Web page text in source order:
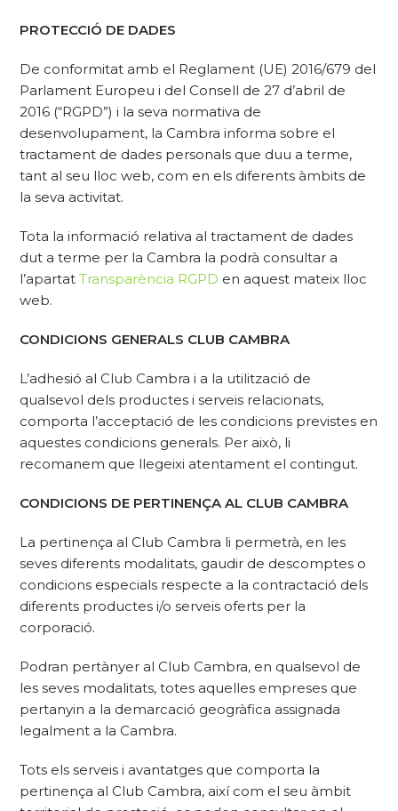
PROTECCIÓ DE DADES
De conformitat amb el Reglament (UE) 2016/679 del
Parlament Europeu i del Consell de 27 d’abril de
2016 (“RGPD”) i la seva normativa de
desenvolupament, la Cambra informa sobre el
tractament de dades personals que duu a terme,
tant al seu lloc web, com en els diferents àmbits de
la seva activitat.
Tota la informació relativa al tractament de dades
dut a terme per la Cambra la podrà consultar a
l’apartatTransparència RGPD en aquest mateix lloc
web.
CONDICIONS GENERALS CLUB CAMBRA
L’adhesió al Club Cambra i a la utilització de
qualsevol dels productes i serveis relacionats,
comporta l’acceptació de les condicions previstes en
aquestes condicions generals. Per això, li
recomanem que llegeixi atentament el contingut.
CONDICIONS DE PERTINENÇA AL CLUB CAMBRA
La pertinença al Club Cambra li permetrà, en les
seves diferents modalitats, gaudir de descomptes o
condicions especials respecte a la contractació dels
diferents productes i/o serveis oferts per la
corporació.
Podran pertànyer al Club Cambra, en qualsevol de
les seves modalitats, totes aquelles empreses que
pertanyin a la demarcació geogràfica assignada
legalment a la Cambra.
Tots els serveis i avantatges que comporta la
pertinença al Club Cambra, així com el seu àmbit